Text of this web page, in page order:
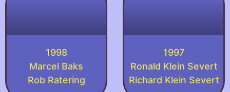
1998
Marcel Baks
Rob Ratering
1997
Ronald Klein Severt
Richard Klein Severt